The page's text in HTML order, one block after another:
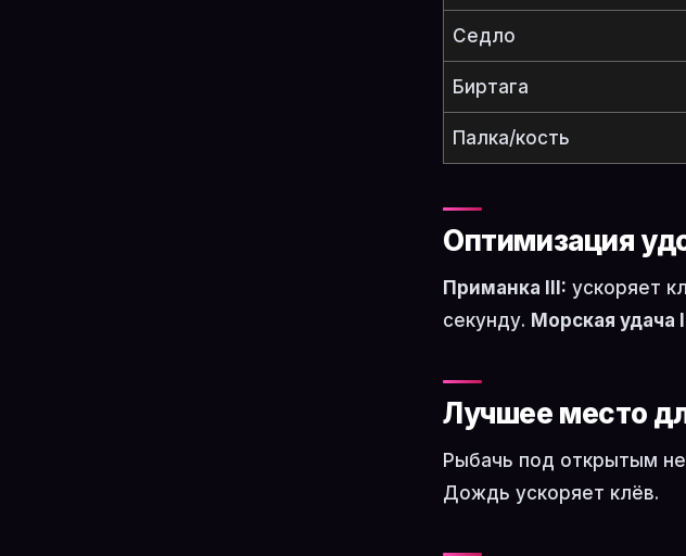
Седло
Биртага
Палка/кость
Оптимизация
Приманка III: ускоряет
секунду. Морская удача
Лучшее место
Рыбачь под открытым
Дождь ускоряет клёв.